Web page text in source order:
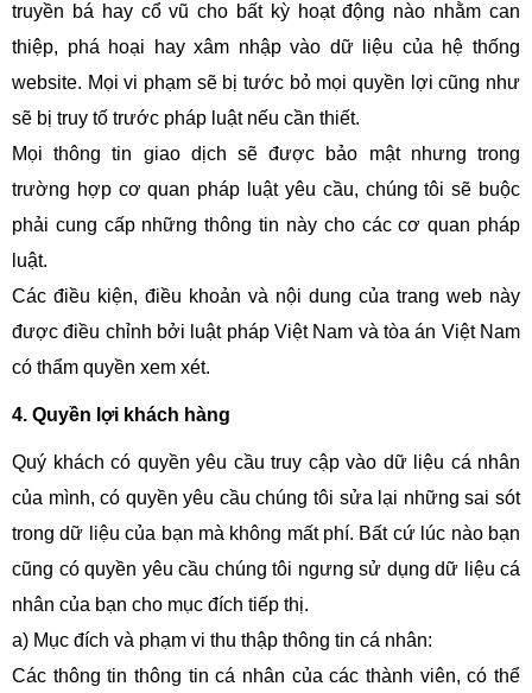
truyền bá hay cổ vũ cho bất kỳ hoạt động nào nhằm can
thiệp, phá hoại hay xâm nhập vào dữ liệu của hệ thống
website. Mọi vi phạm sẽ bị tước bỏ mọi quyền lợi cũng như
sẽ bị truy tố trước pháp luật nếu cần thiết.
Mọi thông tin giao dịch sẽ được bảo mật nhưng trong
trường hợp cơ quan pháp luật yêu cầu, chúng tôi sẽ buộc
phải cung cấp những thông tin này cho các cơ quan pháp
luật.
Các điều kiện, điều khoản và nội dung của trang web này
được điều chỉnh bởi luật pháp Việt Nam và tòa án Việt Nam
có thẩm quyền xem xét.
4. Quyền lợi khách hàng
Quý khách có quyền yêu cầu truy cập vào dữ liệu cá nhân
của mình, có quyền yêu cầu chúng tôi sửa lại những sai sót
trong dữ liệu của bạn mà không mất phí. Bất cứ lúc nào bạn
cũng có quyền yêu cầu chúng tôi ngưng sử dụng dữ liệu cá
nhân của bạn cho mục đích tiếp thị.
a) Mục đích và phạm vi thu thập thông tin cá nhân:
Các thông tin thông tin cá nhân của các thành viên, có thể